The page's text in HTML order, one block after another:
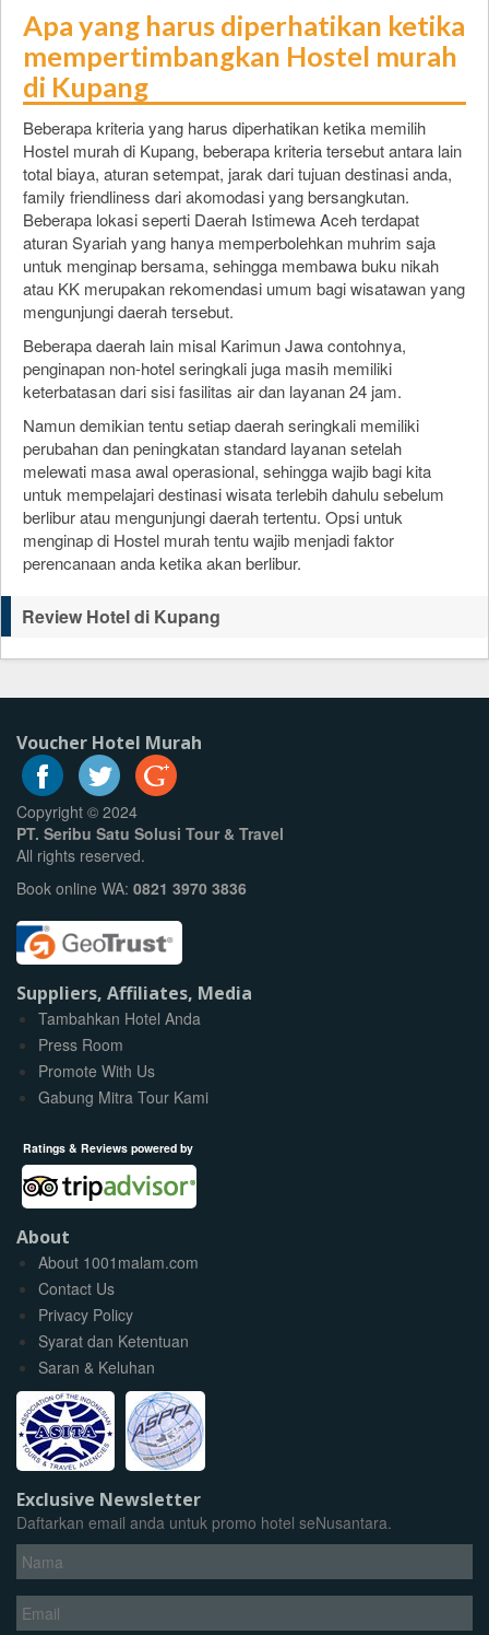
Apa yang harus diperhatikan ketika
mempertimbangkan Hostel murah
di Kupang
Beberapa kriteria yang harus diperhatikan ketika memilih
Hostel murah di Kupang, beberapa kriteria tersebut antara lain
total biaya, aturan setempat, jarak dari tujuan destinasi anda,
family friendliness dari akomodasi yang bersangkutan.
Beberapa lokasi seperti Daerah Istimewa Aceh terdapat
aturan Syariah yang hanya memperbolehkan muhrim saja
untuk menginap bersama, sehingga membawa buku nikah
atau KK merupakan rekomendasi umum bagi wisatawan yang
mengunjungi daerah tersebut.
Beberapa daerah lain misal Karimun Jawa contohnya,
penginapan non-hotel seringkali juga masih memiliki
keterbatasan dari sisi fasilitas air dan layanan 24 jam.
Namun demikian tentu setiap daerah seringkali memiliki
perubahan dan peningkatan standard layanan setelah
melewati masa awal operasional, sehingga wajib bagi kita
untuk mempelajari destinasi wisata terlebih dahulu sebelum
berlibur atau mengunjungi daerah tertentu. Opsi untuk
menginap di Hostel murah tentu wajib menjadi faktor
perencanaan anda ketika akan berlibur.
Review Hotel di Kupang
Voucher Hotel Murah
Copyright © 2024
PT. Seribu Satu Solusi Tour & Travel
All rights reserved.
Book online WA: 0821 3970 3836
Suppliers, Affiliates, Media
Tambahkan Hotel Anda
Press Room
Promote With Us
Gabung Mitra Tour Kami
Ratings & Reviews powered by
About
About 1001malam.com
Contact Us
Privacy Policy
Syarat dan Ketentuan
Saran & Keluhan
Exclusive Newsletter
Daftarkan email anda untuk promo hotel seNusantara.